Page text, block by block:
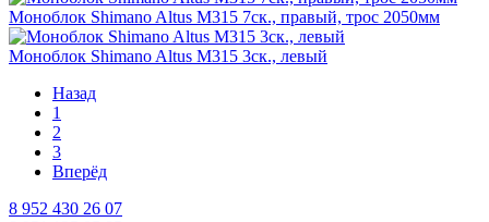
Моноблок Shimano Altus М315 7ск., правый, трос 2050мм
Моноблок Shimano Altus М315 3ск., левый
Назад
1
2
3
Вперёд
8 952 430 26 07